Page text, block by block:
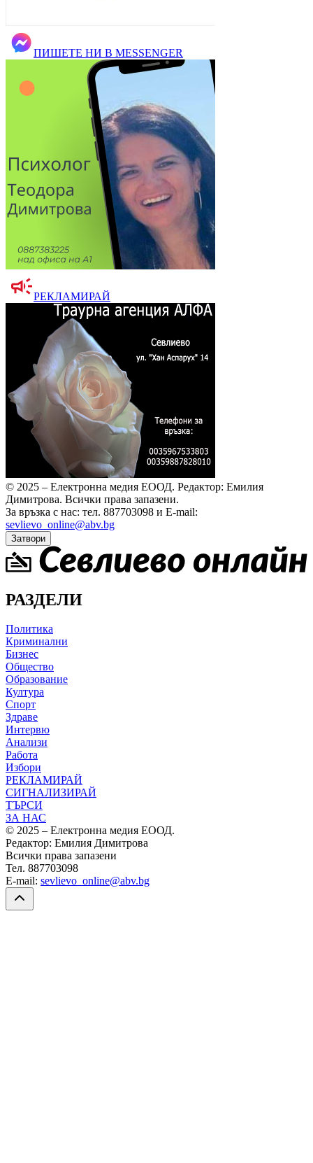
ПИШЕТЕ НИ В MESSENGER
РЕКЛАМИРАЙ
© 2025 – Електронна медия ЕООД. Редактор: Емилия
Димитрова. Всички права запазени.
За връзка с нас: тел. 887703098 и E-mail:
sevlievo_online@abv.bg
Затвори
РАЗДЕЛИ
Политика
Криминални
Бизнес
Общество
Образование
Култура
Спорт
Здраве
Интервю
Анализи
Работа
Избори
РЕКЛАМИРАЙ
СИГНАЛИЗИРАЙ
ТЪРСИ
ЗА НАС
© 2025 – Електронна медия ЕООД.
Редактор: Емилия Димитрова
Всички права запазени
Тел. 887703098
E-mail: sevlievo_online@abv.bg